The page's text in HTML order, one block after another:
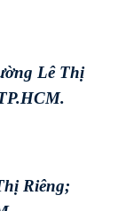
Lê Thị
Riêng;